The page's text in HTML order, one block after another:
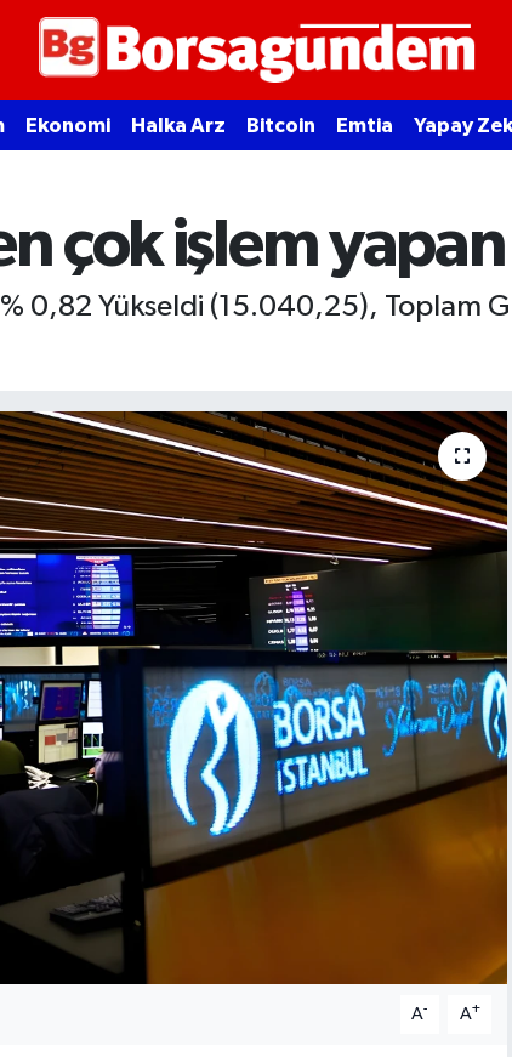
Ekonomi Halka Arz Bitcoin Emtia Yapay
çok işlem
0,82 Yükseldi (15.040,25), Toplam
A- A+